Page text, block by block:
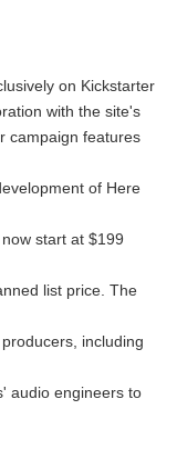
on Kickstarter
with the site's
campaign features
of Here
start at $199
list price. The
including
audio engineers to